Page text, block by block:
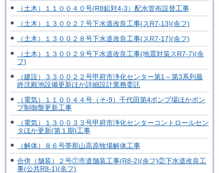
（土木）１１００４０号(R8鉛対4-3）配水管布設替工事
（土木）１３００２７号下水道改良工事(スR7-13)(余フ)
（土木）１３００２８号下水道改良工事(スR7-17)(余フ)
（土木）１３００２９号下水道改良工事(地震対策スR7-7)(余
フ)
（建設）３３００２２号甲府市浄化センター第1～第3系列最
終沈殿池設備更新ほか詳細設計業務委託
（電気）１１００４４号（そ-9）千代田第4ポンプ場ほかポン
プ制御盤更新工事
（電気）１３００３３号甲府市浄化センターコントロールセン
タほか更新(第１期)工事
（解体）８６号帯那山高原牧場解体工事
合併（舗装）２号①市道舗装工事(R8-2)(余フ)②下水道改良工
事(公共R8-1)(余フ)